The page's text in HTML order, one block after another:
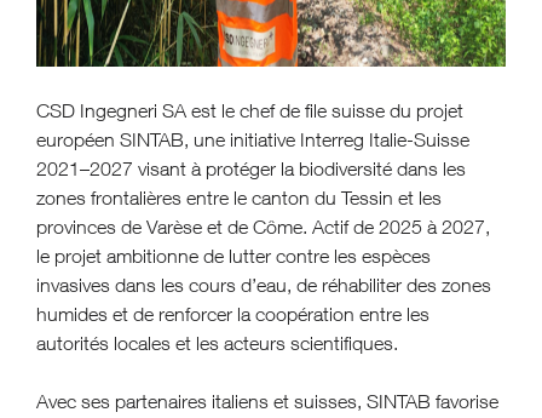
CSD Ingegneri SA est le chef de file suisse du projet
européen SINTAB, une initiative Interreg Italie-Suisse
2021–2027 visant à protéger la biodiversité dans les
zones frontalières entre le canton du Tessin et les
provinces de Varèse et de Côme. Actif de 2025 à 2027,
le projet ambitionne de lutter contre les espèces
invasives dans les cours d’eau, de réhabiliter des zones
humides et de renforcer la coopération entre les
autorités locales et les acteurs scientifiques.
Avec ses partenaires italiens et suisses, SINTAB favorise